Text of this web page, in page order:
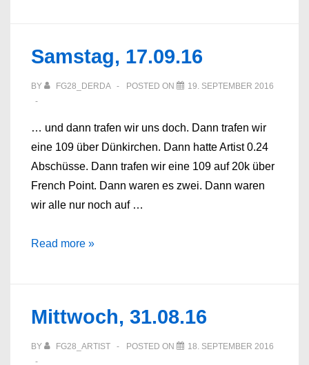
Samstag, 17.09.16
BY FG28_DERDA POSTED ON 19. SEPTEMBER 2016
… und dann trafen wir uns doch. Dann trafen wir
eine 109 über Dünkirchen. Dann hatte Artist 0.24
Abschüsse. Dann trafen wir eine 109 auf 20k über
French Point. Dann waren es zwei. Dann waren
wir alle nur noch auf …
Samstag,
Read more »
Mittwoch, 31.08.16
BY FG28_ARTIST POSTED ON 18. SEPTEMBER 2016